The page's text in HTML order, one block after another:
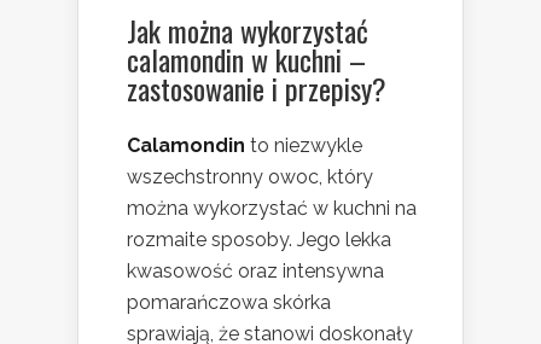
Jak można wykorzystać
calamondin w kuchni –
zastosowanie i przepisy?
Calamondin to niezwykle
wszechstronny owoc, który
można wykorzystać w kuchni na
rozmaite sposoby. Jego lekka
kwasowość oraz intensywna
pomarańczowa skórka
sprawiają, że stanowi doskonały